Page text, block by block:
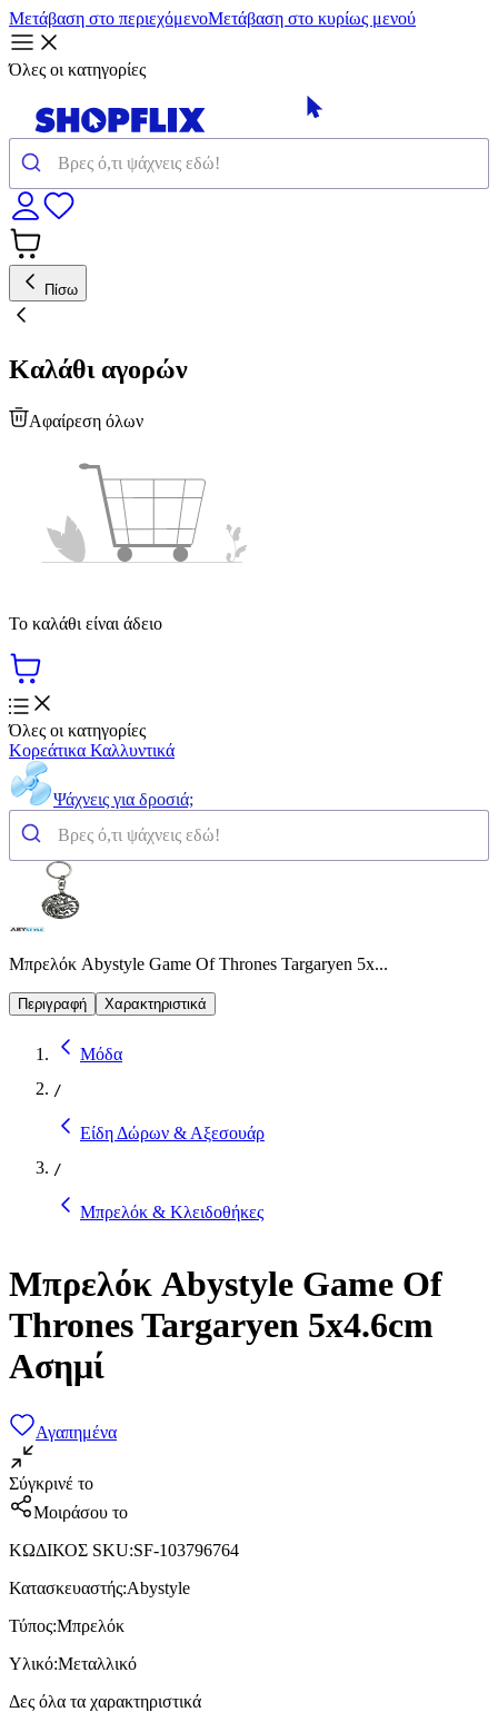
Μετάβαση στο περιεχόμενοΜετάβαση στο κυρίως μενού
Όλες οι κατηγορίες
Πίσω
Καλάθι αγορών
Αφαίρεση όλων
Το καλάθι είναι άδειο
Όλες οι κατηγορίες
Κορεάτικα Καλλυντικά
Ψάχνεις για δροσιά;
Μπρελόκ Abystyle Game Of Thrones Targaryen 5x...
Περιγραφή Χαρακτηριστικά
Μόδα
/
Είδη Δώρων & Αξεσουάρ
/
Μπρελόκ & Κλειδοθήκες
Μπρελόκ Abystyle Game Of
Thrones Targaryen 5x4.6cm
Ασημί
Αγαπημένα
Σύγκρινέ το
Μοιράσου το
ΚΩΔΙΚΟΣ SKU:SF-103796764
Κατασκευαστής:Abystyle
Τύπος:Μπρελόκ
Υλικό:Μεταλλικό
Δες όλα τα χαρακτηριστικά